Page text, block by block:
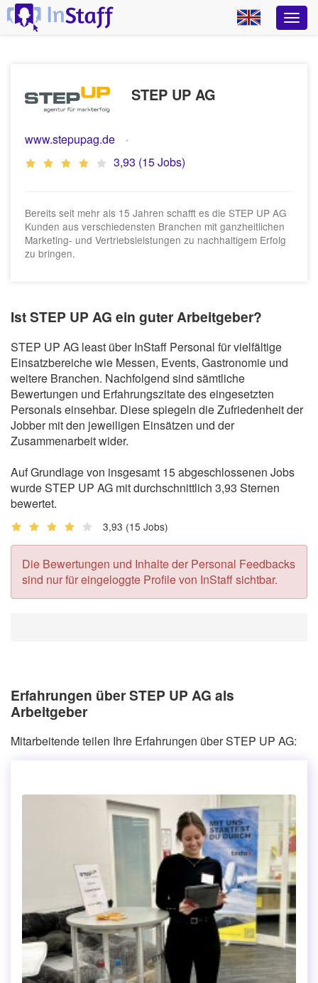
STEP UP AG
www.stepupag.de
3,93 (15 Jobs)
Bereits seit mehr als 15 Jahren schafft es die STEP UP AG
Kunden aus verschiedensten Branchen mit ganzheitlichen
Marketing- und Vertriebsleistungen zu nachhaltigem Erfolg
zu bringen.
Ist STEP UP AG ein guter Arbeitgeber?
STEP UP AG least über InStaff Personal für vielfältige
Einsatzbereiche wie Messen, Events, Gastronomie und
weitere Branchen. Nachfolgend sind sämtliche
Bewertungen und Erfahrungszitate des eingesetzten
Personals einsehbar. Diese spiegeln die Zufriedenheit der
Jobber mit den jeweiligen Einsätzen und der
Zusammenarbeit wider.
Auf Grundlage von insgesamt 15 abgeschlossenen Jobs
wurde STEP UP AG mit durchschnittlich 3,93 Sternen
bewertet.
3,93 (15 Jobs)
Die Bewertungen und Inhalte der Personal Feedbacks
sind nur für eingeloggte Profile von InStaff sichtbar.
Erfahrungen über STEP UP AG als
Arbeitgeber
Mitarbeitende teilen Ihre Erfahrungen über STEP UP AG: